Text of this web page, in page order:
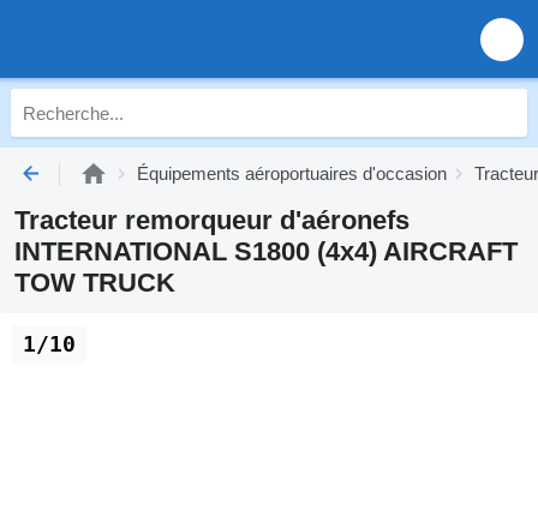
Équipements aéroportuaires d'occasion
Tracteur remorqueur d'aéronefs
INTERNATIONAL S1800 (4x4) AIRCRAFT
TOW TRUCK
1/10